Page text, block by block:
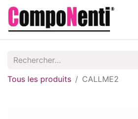
Tous les produits CALLME2